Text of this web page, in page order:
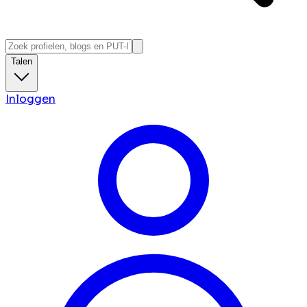
Talen
Inloggen